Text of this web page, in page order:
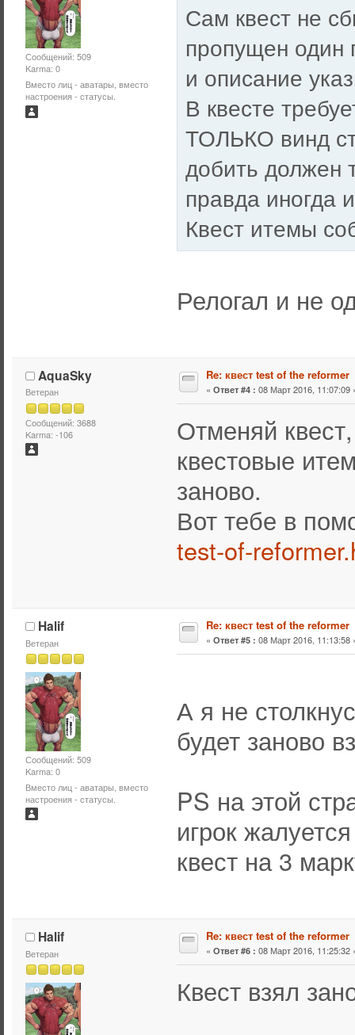
Сообщений: 509
Karma: 0
Вместо лиц - аватары, вместо
настроения - статусы.
Сам квест не
пропущен один
и описание
В квесте
ТОЛЬКО винд
добить должен
правда иногда
Квест итемы
Релогал и не
AquaSky
Ветеран
Сообщений: 3688
Karma: -106
Re: квест test of the reformer
« Ответ #4 : 08 Март 2016, 11:07:09
Отменяй
квестовые
заново.
Вот тебе в
test-of-
Halif
Ветеран
Сообщений: 509
Karma: 0
Вместо лиц - аватары, вместо
настроения - статусы.
Re: квест test of the reformer
« Ответ #5 : 08 Март 2016, 11:13:58
А я не
будет заново
PS на этой
игрок
квест на 3
Halif
Ветеран
Re: квест test of the reformer
« Ответ #6 : 08 Март 2016, 11:25:32
Квест взял